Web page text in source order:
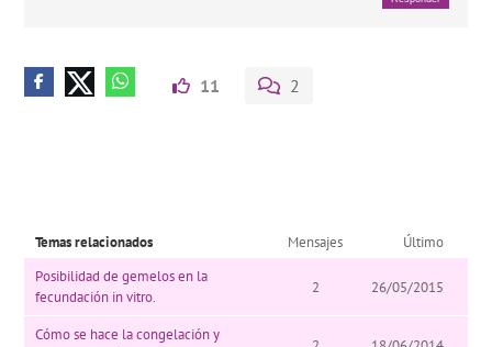
11 2
Temas relacionados Mensajes
Último
Posibilidad de gemelos en la
fecundación in vitro.
2 26/05/2015
Cómo se hace la congelación y